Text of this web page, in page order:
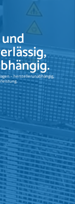
– herstellerunabhängig,